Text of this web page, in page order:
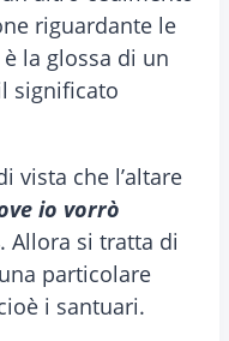
riguardante le
la glossa di un
significato
vista che l’altare
io vorrò
Allora si tratta di
particolare
i santuari.